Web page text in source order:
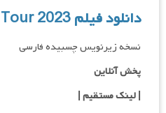
دانلود فیلم Second Tour 2023
نسخه زیرنویس چسبیده فارسی
پخش آنلاین
| لینک مستقیم|